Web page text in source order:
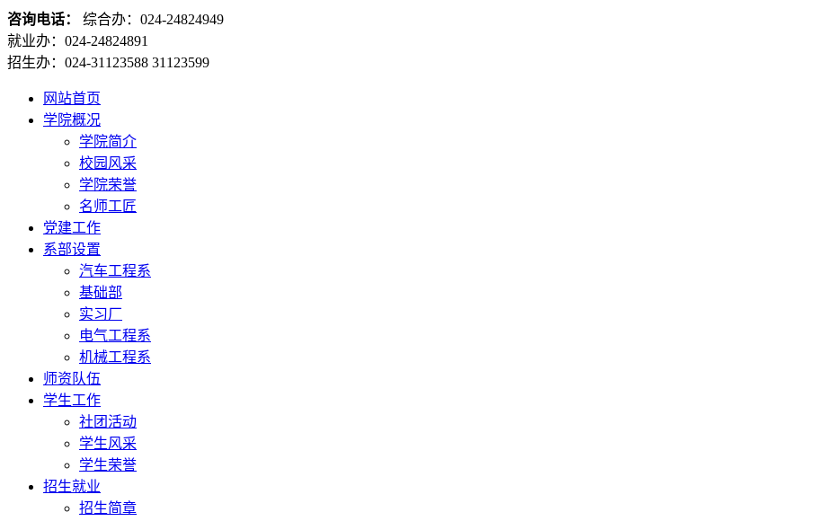
咨询电话：
综合办：024-24824949
就业办：024-24824891
招生办：024-31123588 31123599
网站首页
学院概况
学院简介
校园风采
学院荣誉
名师工匠
党建工作
系部设置
汽车工程系
基础部
实习厂
电气工程系
机械工程系
师资队伍
学生工作
社团活动
学生风采
学生荣誉
招生就业
招生简章